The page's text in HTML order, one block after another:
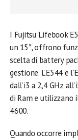
I Fujitsu Lifebook
un 15″, offrono
scelta di battery
gestione. L’E544 e
dall’i3 a 2,4 GHz
di Ram e utilizzano
4600.
Quando occorre